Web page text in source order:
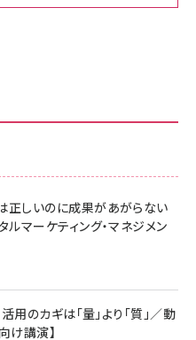
06/24号 No.2500増刊
ョン[王道エンタメの矜持／
07/08号 No.2502[2026
に１億貯めた株式投資
ーカー保証5年 KLMEA128G
ィルム iPhone 17 用 保護フィ
いPhone17 (6.3インチ) 対応
ーカー保証5年 KLMEA128G
カード - Amazonロゴ - クラ
III Flow USB-C & USB-C
ミッドナイトブラック)
正しいのに成果があがらない
マーケティング・マネジメン
のカギは「量」より「質」／動
け講演】